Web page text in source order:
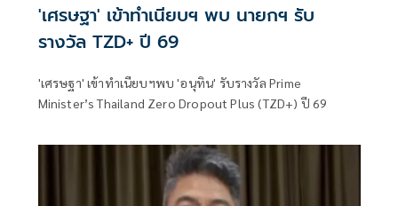
'เศรษฐา' เข้าทำเนียบฯ พบ นายกฯ รับ
รางวัล TZD+ ปี 69
'เศรษฐา' เข้าทำเนียบฯพบ 'อนุทิน' รับรางวัล Prime
Minister’s Thailand Zero Dropout Plus (TZD+) ปี 69